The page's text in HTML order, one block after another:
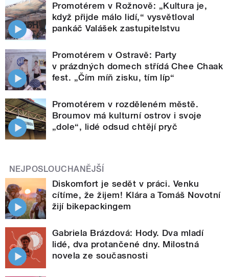
Promotérem v Rožnově: „Kultura je,
když přijde málo lidí,“ vysvětloval
pankáč Valášek zastupitelstvu
Promotérem v Ostravě: Party
v prázdných domech střídá Chee Chaak
fest. „Čím míň zisku, tím líp“
Promotérem v rozděleném městě.
Broumov má kulturní ostrov i svoje
„dole“, lidé odsud chtějí pryč
NEJPOSLOUCHANĚJŠÍ
Diskomfort je sedět v práci. Venku
cítíme, že žijem! Klára a Tomáš Novotní
žijí bikepackingem
Gabriela Brázdová: Hody. Dva mladí
lidé, dva protančené dny. Milostná
novela ze současnosti